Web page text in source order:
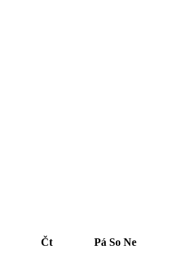
Čt Pá So Ne